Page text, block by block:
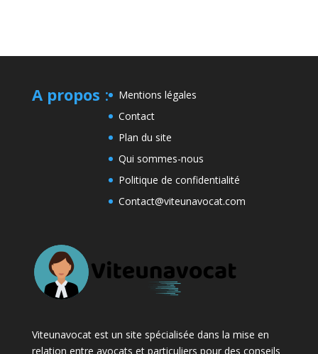
A propos :
Mentions légales
Contact
Plan du site
Qui sommes-nous
Politique de confidentialité
Contact@viteunavocat.com
Viteunavocat est un site spécialisée dans la mise en
relation entre avocats et particuliers pour des conseils